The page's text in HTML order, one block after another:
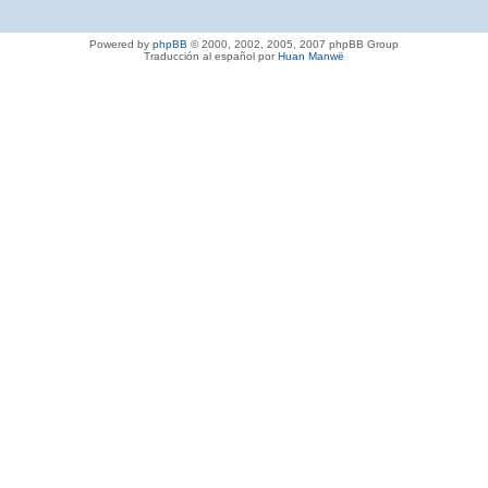
Powered by phpBB © 2000, 2002, 2005, 2007 phpBB Group
Traducción al español porHuan Manwë